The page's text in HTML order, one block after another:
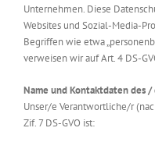
Unternehmen. Diese
Websites und Sozial-Media-
Begriffen wie etwa
verweisen wir auf Art. 4 DS-
Name und Kontaktdaten des
Unser/e Verantwortliche/r
Zif. 7 DS-GVO ist: